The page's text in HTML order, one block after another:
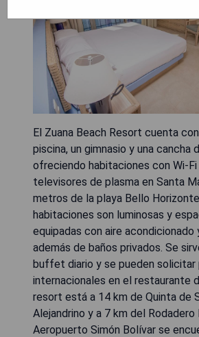
El Zuana Beach Resort cuenta
piscina, un gimnasio y una cancha
ofreciendo habitaciones con Wi-
televisores de plasma en Santa
metros de la playa Bello
habitaciones son luminosas y
equipadas con aire acondicionado
además de baños privados. Se
buffet diario y se pueden solicitar
internacionales en el restaurante
resort está a 14 km de Quinta de
Alejandrino y a 7 km del Rodadero
Aeropuerto Simón Bolívar se